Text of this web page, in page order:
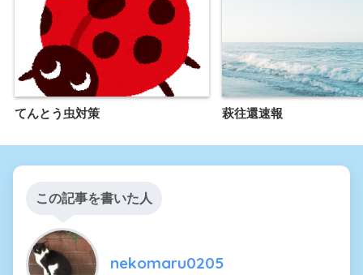
てんとう虫対策 萩往還速報
この記事を書いた人
nekomaru0205